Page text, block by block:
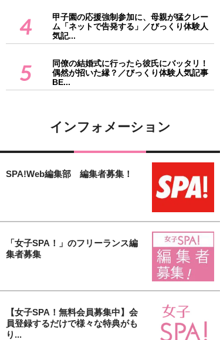
4
甲子園の応援強制参加に、母親が猛クレー
ム「ネットで告発する」／びっくり体験人
気記...
5
同僚の結婚式に行ったら彼氏にバッタリ！
偶然が招いた縁？／びっくり体験人気記事
BE...
インフォメーション
SPA!Web編集部 編集者募集！
「女子SPA！」のフリーランス編
集者募集
【女子SPA！無料会員募集中】会
員登録するだけで様々な特典がも
り...